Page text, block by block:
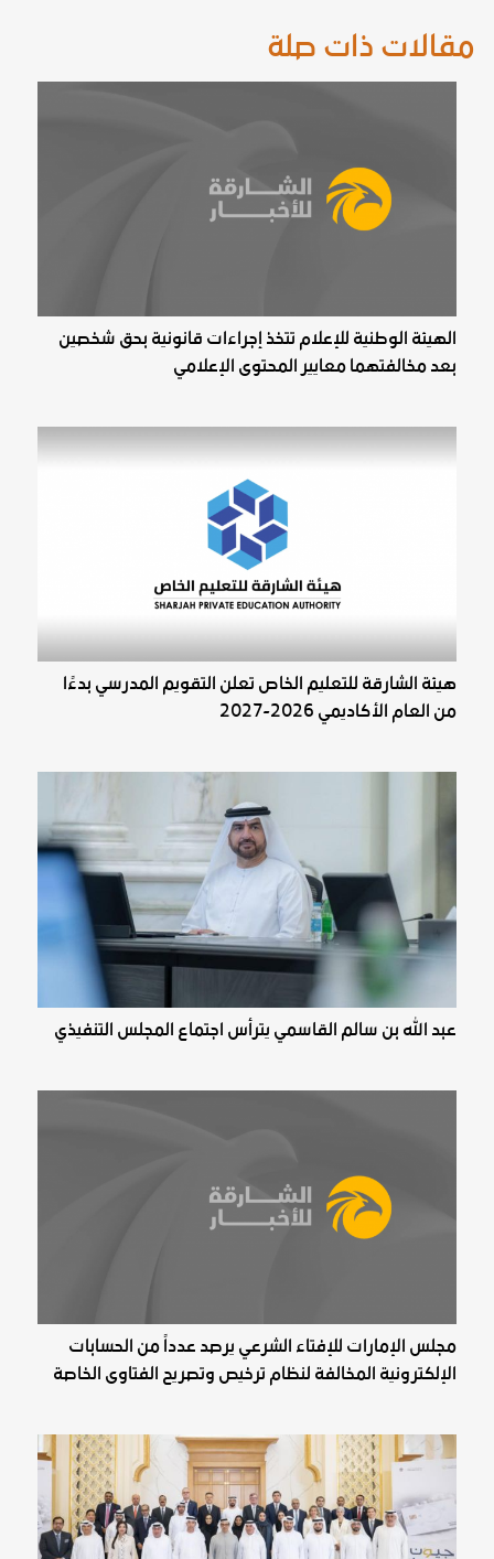
مقالات ذات صلة
الهيئة الوطنية للإعلام تتخذ إجراءات قانونية بحق شخصين
بعد مخالفتهما معايير المحتوى الإعلامي
هيئة الشارقة للتعليم الخاص تعلن التقويم المدرسي بدءًا
من العام الأكاديمي 2026-2027
عبد الله بن سالم القاسمي يترأس اجتماع المجلس التنفيذي
مجلس الإمارات للإفتاء الشرعي يرصد عدداً من الحسابات
الإلكترونية المخالفة لنظام ترخيص وتصريح الفتاوى الخاصة